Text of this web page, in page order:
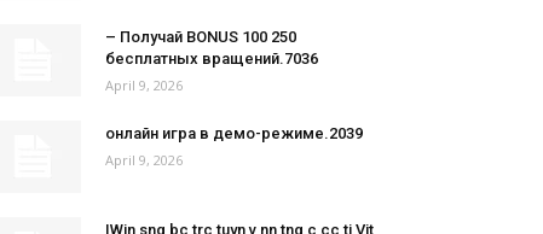
– Получай BONUS 100 250
бесплатных вращений.7036
April 9, 2026
онлайн игра в демо-режиме.2039
April 9, 2026
IWin sng bc trc tuyn v nn tng c cc ti Vit